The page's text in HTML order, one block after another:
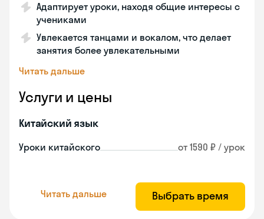
Адаптирует уроки, находя общие интересы с
учениками
Увлекается танцами и вокалом, что делает
занятия более увлекательными
Читать дальше
Услуги и цены
Китайский язык
Уроки китайского от 1590 ₽ / урок
Читать дальше Выбрать время